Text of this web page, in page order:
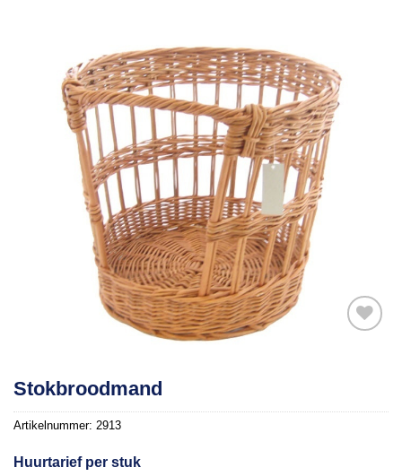
verlanglijst
Stokbroodmand
Artikelnummer: 2913
Huurtarief per stuk